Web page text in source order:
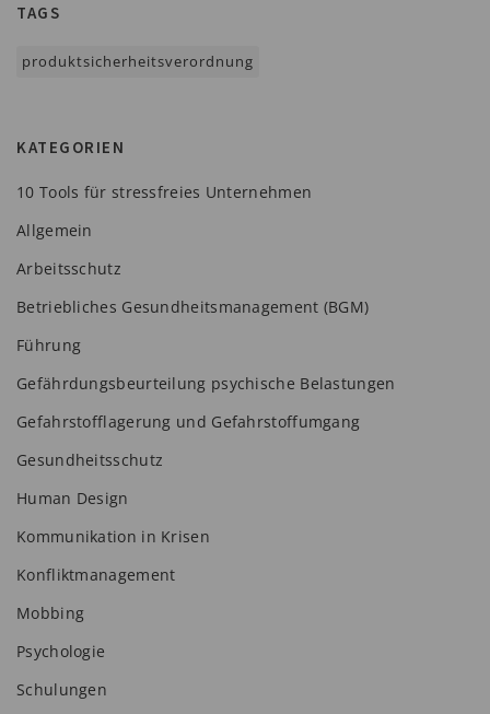
TAGS
produktsicherheitsverordnung
KATEGORIEN
10 Tools für stressfreies Unternehmen
Allgemein
Arbeitsschutz
Betriebliches Gesundheitsmanagement (BGM)
Führung
Gefährdungsbeurteilung psychische Belastungen
Gefahrstofflagerung und Gefahrstoffumgang
Gesundheitsschutz
Human Design
Kommunikation in Krisen
Konfliktmanagement
Mobbing
Psychologie
Schulungen